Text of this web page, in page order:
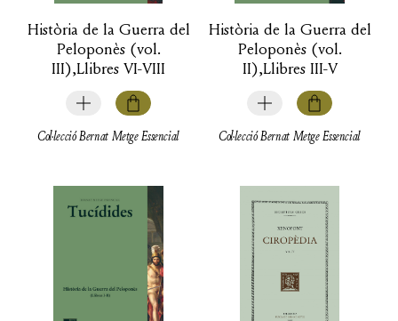
Història de la Guerra del
Peloponès (vol.
III),Llibres VI-VIII
Col·lecció Bernat Metge Essencial
Història de la Guerra del
Peloponès (vol.
II),Llibres III-V
Col·lecció Bernat Metge Essencial